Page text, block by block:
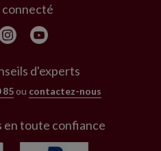
connecté
d'experts
85ou contactez-nous
en toute confiance